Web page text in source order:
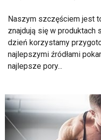
Naszym szczęściem jest
znajdują się w produktach
dzień korzystamy
najlepszymi źródłami
najlepsze pory...